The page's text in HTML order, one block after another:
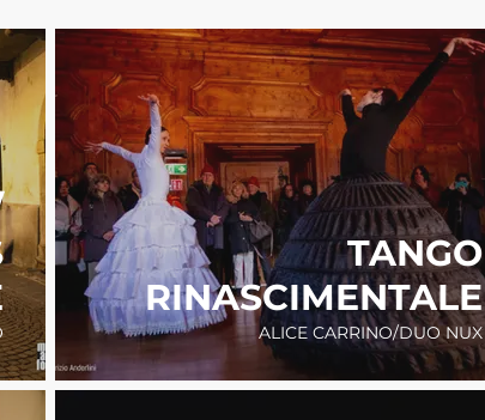
TANGO
RINASCIMENTALE
ALICE CARRINO/DUO NUX